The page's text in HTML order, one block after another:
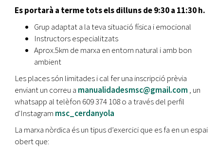
Es portarà a terme tots els dilluns de 9:30 a 11:30 h.
Grup adaptat a la teva situació física i emocional
Instructors especialitzats
Aprox.5km de marxa en entorn natural i amb bon
ambient
Les places són limitades i cal fer una inscripció prèvia
enviant un correu a manualidadesmsc@gmail.com , un
whatsapp al telèfon 609 374 108 o a través del perfil
d'Instagram msc_cerdanyola
La marxa nòrdica és un tipus d’exercici que es fa en un espai
obert que: